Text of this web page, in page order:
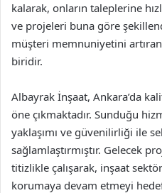
kalarak, onların taleplerine
ve projeleri buna göre
müşteri memnuniyetini
biridir.
Albayrak İnşaat, Ankara’da
öne çıkmaktadır. Sunduğu
yaklaşımı ve güvenilirliği ile
sağlamlaştırmıştır. Gelecek
titizlikle çalışarak, inşaat
korumaya devam etmeyi